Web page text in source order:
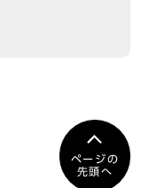
ページの
先頭へ